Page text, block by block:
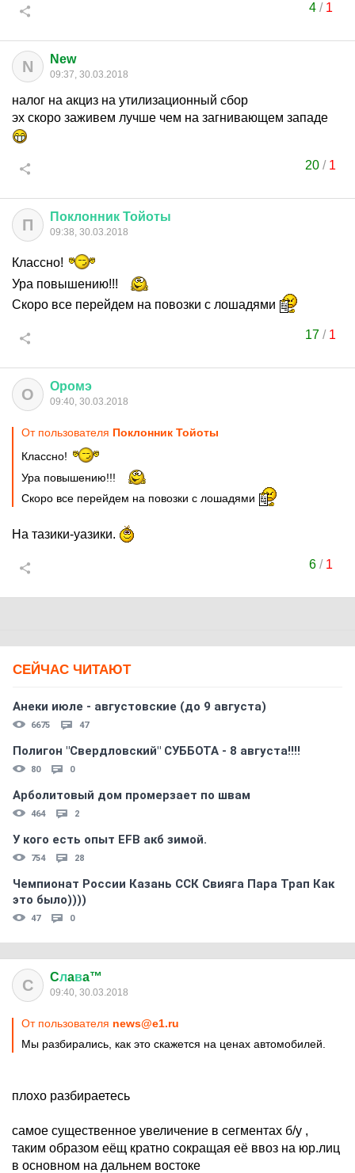
4/ 1
N New
09:37, 30.03.2018
налог на акциз на утилизационный сбор
эх скоро заживем лучше чем на загнивающем западе
20 / 1
П Поклонник Тойоты
09:38, 30.03.2018
Классно!
Ура повышению!!!
Скоро все перейдем на повозки с лошадями
17 / 1
О Оромэ
09:40, 30.03.2018
От пользователя Поклонник Тойоты
Классно!
Ура повышению!!!
Скоро все перейдем на повозки с лошадями
На тазики-уазики.
6/ 1
СЕЙЧАС ЧИТАЮТ
Анеки июле - августовские (до 9 августа)
6675 47
Полигон "Свердловский" СУББОТА - 8 августа!!!!
80 0
Арболитовый дом промерзает по швам
464 2
У кого есть опыт EFB акб зимой.
754 28
Чемпионат России Казань ССК Свияга Пара Трап Как
это было))))
47 0
C Cлaвa™
09:40, 30.03.2018
От пользователя news@e1.ru
Мы разбирались, как это скажется на ценах автомобилей.
плохо разбираетесь
самое существенное увеличение в сегментах б/у ,
таким образом еёщ кратно сокращая её ввоз на юр.лиц
в основном на дальнем востоке